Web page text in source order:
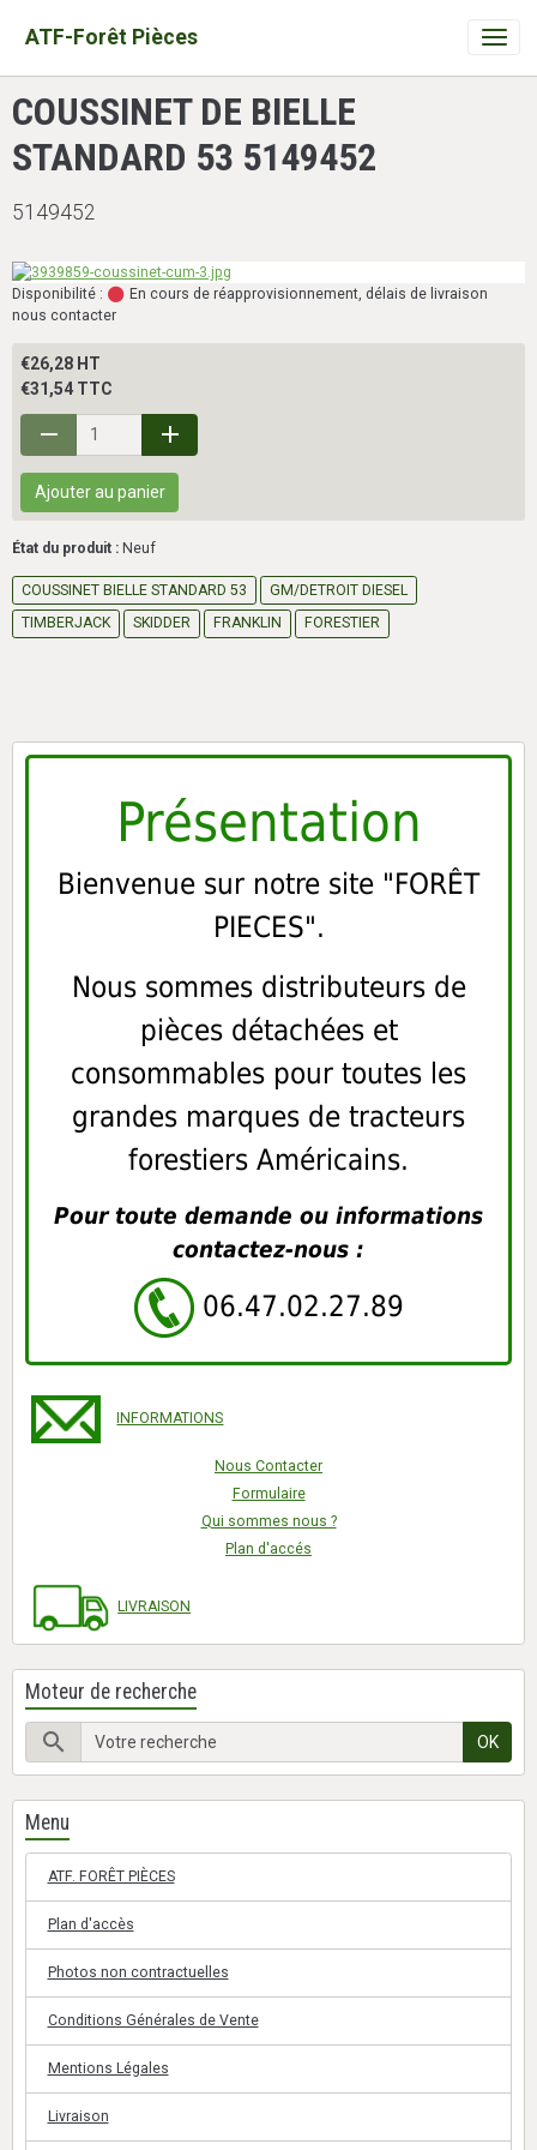
ATF-Forêt Pièces
COUSSINET DE BIELLE
STANDARD 53 5149452
5149452
Disponibilité :
En cours de réapprovisionnement, délais de livraison
nous contacter
€26,28 HT
€31,54 TTC
Ajouter au panier
État du produit : Neuf
COUSSINET BIELLE STANDARD 53
GM/DETROIT DIESEL
TIMBERJACK
SKIDDER FRANKLIN FORESTIER
Présentation
Bienvenue sur notre site "FORÊT
PIECES".
Nous sommes distributeurs de
pièces détachées et
consommables pour toutes les
grandes marques de tracteurs
forestiers Américains.
Pour toute demande ou informations
contactez-nous :
06.47.02.27.89
INFORMATIONS
Nous Contacter
Formulaire
Qui sommes nous ?
Plan d'accés
LIVRAISON
Moteur de recherche
OK
Menu
ATF. FORÊT PIÈCES
Plan d'accès
Photos non contractuelles
Conditions Générales de Vente
Mentions Légales
Livraison